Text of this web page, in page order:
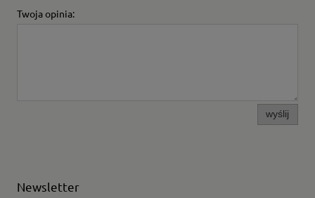
Twoja opinia:
wyślij
Newsletter